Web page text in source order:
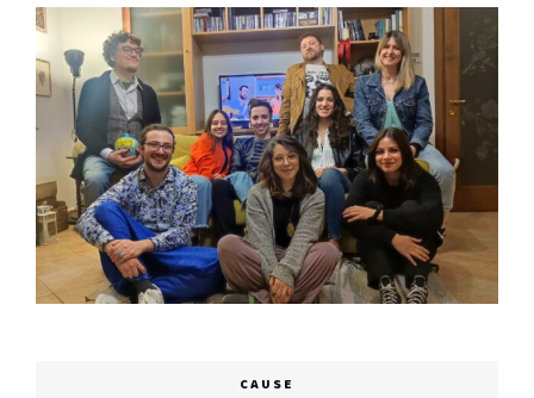
CAUSE